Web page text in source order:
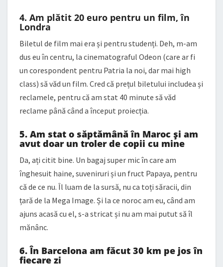
4. Am plătit 20 euro pentru un film, în
Londra
Biletul de film mai era și pentru studenți. Deh, m-am
dus eu în centru, la cinematograful Odeon (care ar fi
un corespondent pentru Patria la noi, dar mai high
class) să văd un film. Cred că prețul biletului includea și
reclamele, pentru că am stat 40 minute să văd
reclame până când a început proiecția.
5. Am stat o săptămână în Maroc și am
avut doar un troler de copii cu mine
Da, ați citit bine. Un bagaj super mic în care am
înghesuit haine, suveniruri și un fruct Papaya, pentru
că de ce nu. Îl luam de la sursă, nu ca toți săracii, din
țară de la Mega Image. Și la ce noroc am eu, când am
ajuns acasă cu el, s-a stricat și nu am mai putut să îl
mănânc.
6. În Barcelona am făcut 30 km pe jos în
fiecare zi